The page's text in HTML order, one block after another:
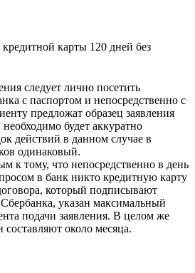
кредитной карты 120 дней без
следует лично посетить
с паспортом и непосредственно с
предложат образец заявления
будет аккуратно
действий в данном случае в
одинаковый.
к тому, что непосредственно в день
в банк никто кредитную карту
который подписывают
указан максимальный
подачи заявления. В целом же
около месяца.